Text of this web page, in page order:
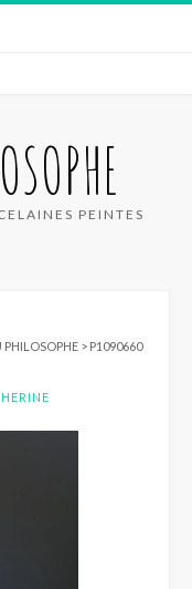
PEINTES
PHILOSOPHE > P1090660